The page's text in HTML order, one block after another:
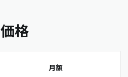
価格
月額